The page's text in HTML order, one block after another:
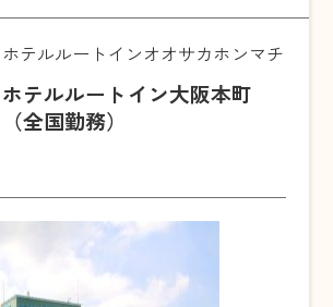
ホテルルートインオオサカホンマチ
ホテルルートイン大阪本町
（全国勤務）